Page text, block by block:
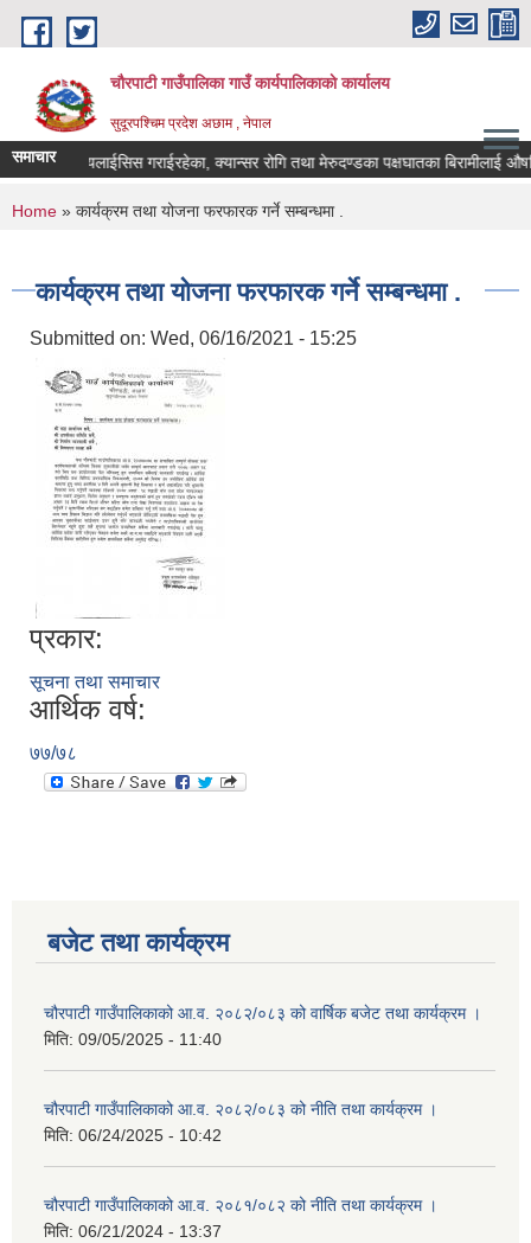
Skip to main content
चौरपाटी गाउँपालिका गाउँ कार्यपालिकाकाे कार्यालय
सुदूरपश्चिम प्रदेश अछाम , नेपाल
समाचार
गरेका, डायलाईसिस गराईरहेका, क्यान्सर रोगि तथा मेरुदण्डका पक्षघातका बिरामीलाई
You are here
Home » कार्यक्रम तथा योजना फरफारक गर्ने सम्बन्धमा .
कार्यक्रम तथा योजना फरफारक गर्ने सम्बन्धमा .
Submitted on: Wed, 06/16/2021 - 15:25
प्रकार:
सूचना तथा समाचार
आर्थिक वर्ष:
७७/७८
बजेट तथा कार्यक्रम
चौरपाटी गाउँपालिकाको आ.व. २०८२/०८३ को वार्षिक बजेट तथा कार्यक्रम ।
मिति: 09/05/2025 - 11:40
चौरपाटी गाउँपालिकाको आ.व. २०८२/०८३ को नीति तथा कार्यक्रम ।
मिति: 06/24/2025 - 10:42
चौरपाटी गाउँपालिकाको आ.व. २०८१/०८२ को नीति तथा कार्यक्रम ।
मिति: 06/21/2024 - 13:37